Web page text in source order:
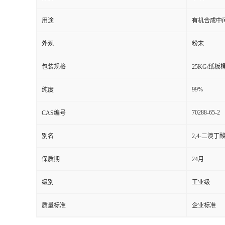
用途 有机合成中
外观 粉末
包装规格 25KG/纸板
纯度 99%
CAS编号 70288-65-2
别名 2,4-二溴丁
保质期 24月
级别 工业级
质量标准 企业标准